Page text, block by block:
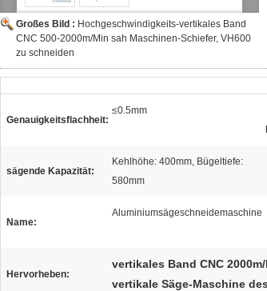
Großes Bild : Hochgeschwindigkeits-vertikales Band
CNC 500-2000m/Min sah Maschinen-Schiefer, VH600
zu schneiden
Genauigkeitsflachheit:
≤0.5mm
sägende Kapazität:
Kehlhöhe: 400mm, Bügeltiefe:
580mm
Name:
Aluminiumsägeschneidemaschine
Hervorheben:
vertikales Band CNC
vertikale Säge-Maschine